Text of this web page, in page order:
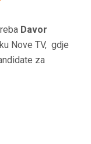
Davor
Nove TV, gdje
za